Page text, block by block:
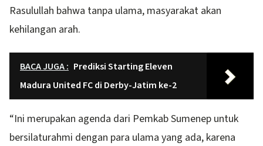
Rasulullah bahwa tanpa ulama, masyarakat akan
kehilangan arah.
BACA JUGA : Prediksi Starting Eleven
Madura United FC di Derby-Jatim ke-2
“Ini merupakan agenda dari Pemkab Sumenep untuk
bersilaturahmi dengan para ulama yang ada, karena